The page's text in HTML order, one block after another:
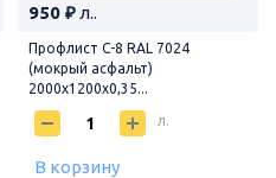
950 ₽ л..
Профлист С-8 RAL 7024
(мокрый асфальт)
2000х1200х0,35...
л.
В корзину